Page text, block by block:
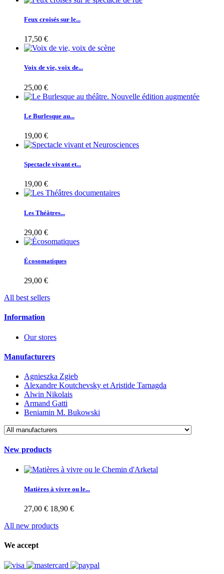
Feux croisés sur le...
17,50 €
Voix de vie, voix de...
25,00 €
Le Burlesque au...
19,00 €
Spectacle vivant et...
19,00 €
Les Théâtres...
29,00 €
Écosomatiques
29,00 €
All best sellers
Information
Our stores
Manufacturers
Agnieszka Zgieb
Alexandre Koutchevsky et Aristide Tarnagda
Alwin Nikolais
Armand Gatti
Beniamin M. Bukowski
New products
Matières à vivre ou le...
27,00 € 18,90 €
All new products
We accept